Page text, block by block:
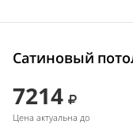
Сатиновый
7214
Цена актуальна до